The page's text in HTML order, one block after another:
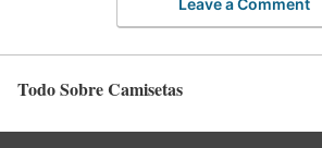
Leave a Comment
Todo Sobre Camisetas